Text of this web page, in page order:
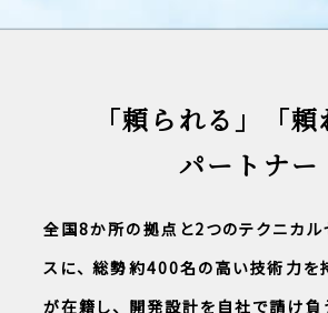
「頼られる」「頼
パートナー
全国8か所の拠点と2つのテクニカル
スに、 総勢約400名の高い技術力を
が在籍し、 開発設計を自社で請け負